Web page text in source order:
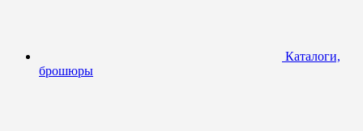
Каталоги,
брошюры